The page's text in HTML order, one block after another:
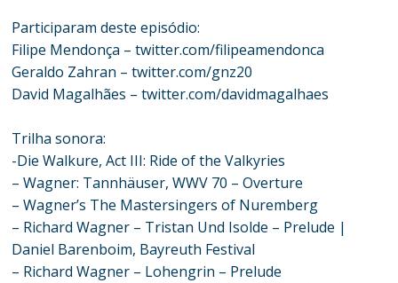
Participaram deste episódio:
Filipe Mendonça – twitter.com/filipeamendonca
Geraldo Zahran – twitter.com/gnz20
David Magalhães – twitter.com/davidmagalhaes
Trilha sonora:
-Die Walkure, Act III: Ride of the Valkyries
– Wagner: Tannhäuser, WWV 70 – Overture
– Wagner’s The Mastersingers of Nuremberg
– Richard Wagner – Tristan Und Isolde – Prelude |
Daniel Barenboim, Bayreuth Festival
– Richard Wagner – Lohengrin – Prelude